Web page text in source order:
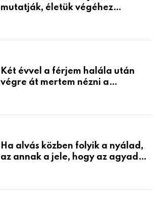
mutatják, életük végéhez
Két évvel a férjem halála után
végre át mertem nézni a
életemet
Ha alvás közben folyik a nyálad,
az annak a jele, hogy az agyad…